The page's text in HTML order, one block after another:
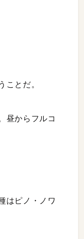
ことだ。
昼からフルコ
はピノ・ノワ